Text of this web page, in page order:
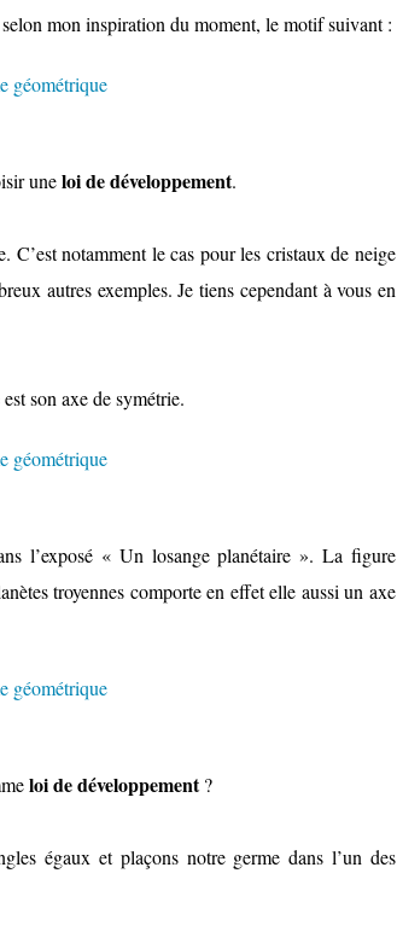
mon inspiration du moment, le motif suivant :
uneloi de développement.
C’est notamment le cas pour les cristaux de neige
autres exemples. Je tiens cependant à vous en
son axe de symétrie.
l’exposé « Un losange planétaire ». La figure
troyennes comporte en effet elle aussi un axe
loi de développement?
égaux et plaçons notre germe dans l’un des